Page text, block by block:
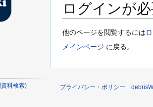
ログインが
ナ
ビ
ョ
検
索
他のページを閲覧するには
メインページ に戻る。
料検索)
プライバシー・ポリシー